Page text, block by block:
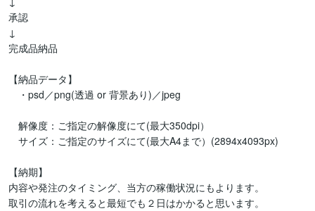
承認
↓
完成品納品
【納品データ】
・psd／png(透過 or 背景あり)／jpeg
解像度：ご指定の解像度にて(最大350dpi）
サイズ：ご指定のサイズにて(最大A4まで）(2894x4093px)
【納期】
内容や発注のタイミング、当方の稼働状況にもよります。
取引の流れを考えると最短でも２日はかかると思います。